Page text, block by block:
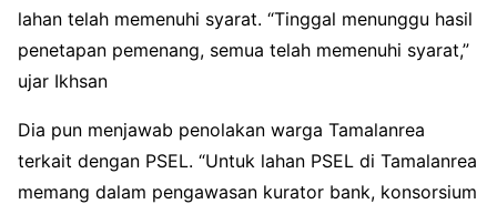
lahan telah memenuhi syarat. “Tinggal menunggu hasil
penetapan pemenang, semua telah memenuhi syarat,”
ujar Ikhsan
Dia pun menjawab penolakan warga Tamalanrea
terkait dengan PSEL. “Untuk lahan PSEL di Tamalanrea
memang dalam pengawasan kurator bank, konsorsium